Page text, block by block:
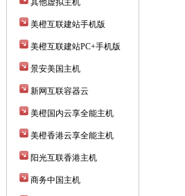
其他虚拟主机
美橙互联建站手机版
美橙互联建站PC+手机版
景安美国主机
新网互联容器云
美橙国内云享全能主机
美橙香港云享全能主机
阳光互联香港主机
商务中国主机